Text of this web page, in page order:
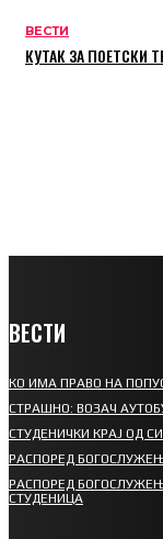
ВЕСТИ
КУТАК ЗА ПОЕТСКИ
ВЕСТИ
КО ИМА ПРАВО НА
СТРАШНО: ВОЗАЧ
СТУДЕНИЧКИ КРАЈ ОД
РАСПОРЕД
РАСПОРЕД
СТУДЕНИЦА